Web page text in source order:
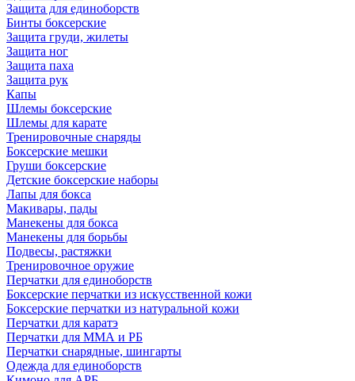
Защита для единоборств
Бинты боксерские
Защита груди, жилеты
Защита ног
Защита паха
Защита рук
Капы
Шлемы боксерские
Шлемы для карате
Тренировочные снаряды
Боксерские мешки
Груши боксерские
Детские боксерские наборы
Лапы для бокса
Макивары, пады
Манекены для бокса
Манекены для борьбы
Подвесы, растяжки
Тренировочное оружие
Перчатки для единоборств
Боксерские перчатки из искусственной кожи
Боксерские перчатки из натуральной кожи
Перчатки для каратэ
Перчатки для ММА и РБ
Перчатки снарядные, шингарты
Одежда для единоборств